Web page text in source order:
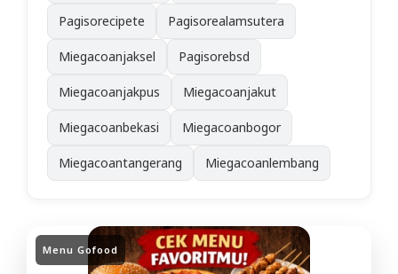
Pagisorecipete Pagisorealamsutera
Miegacoanjaksel Pagisorebsd
Miegacoanjakpus Miegacoanjakut
Miegacoanbekasi Miegacoanbogor
Miegacoantangerang Miegacoanlembang
Menu Gofood